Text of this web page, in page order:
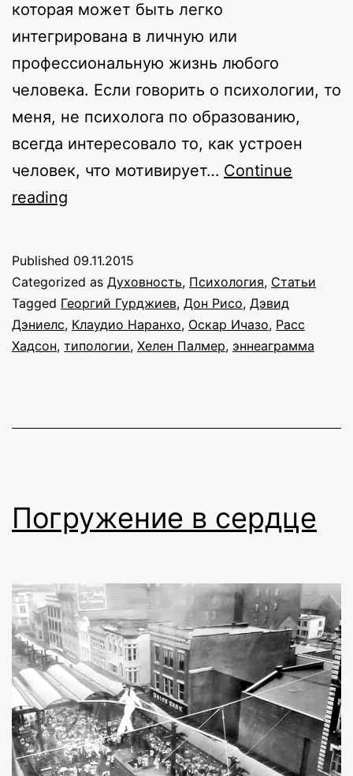
которая может быть легко
интегрирована в личную или
профессиональную жизнь любого
человека. Если говорить о психологии, то
меня, не психолога по образованию,
всегда интересовало то, как устроен
человек, что мотивирует… Continue
reading
модель
трансформации
и
развития
Published 09.11.2015
Categorized as Духовность, Психология, Статьи
Tagged Георгий Гурджиев, Дон Рисо, Дэвид
Дэниелс, Клаудио Наранхо, Оскар Ичазо, Расс
Хадсон, типологии, Хелен Палмер, эннеаграмма
Погружение в сердце